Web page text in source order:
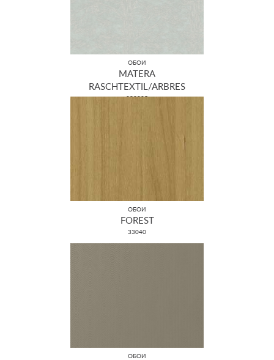
ОБОИ
MATERA
RASCHTEXTIL/ARBRES
298825
ОБОИ
FOREST
33040
ОБОИ